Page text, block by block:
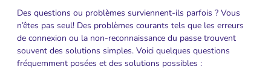
Des questions ou problèmes surviennent-ils parfois ? Vous
n’êtes pas seul! Des problèmes courants tels que les erreurs
de connexion ou la non-reconnaissance du passe trouvent
souvent des solutions simples. Voici quelques questions
fréquemment posées et des solutions possibles :